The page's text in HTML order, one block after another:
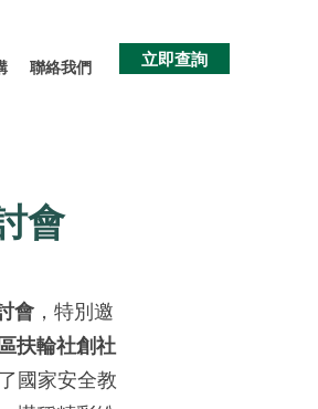
聯絡我們 立即查詢
會
會 ，特別邀
扶輪社創社
國家安全教